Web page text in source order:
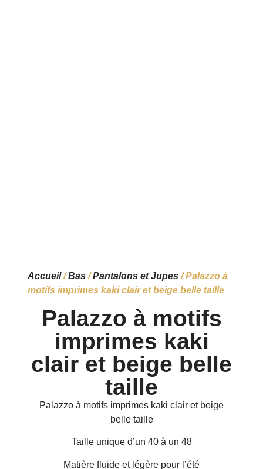
Accueil/Bas/Pantalons et Jupes/ Palazzo à
motifs imprimes kaki clair et beige belle taille
Palazzo à motifs
imprimes kaki
clair et beige belle
taille
Palazzo à motifs imprimes kaki clair et beige
belle taille
Taille unique d’un 40 à un 48
Matière fluide et légère pour l’été